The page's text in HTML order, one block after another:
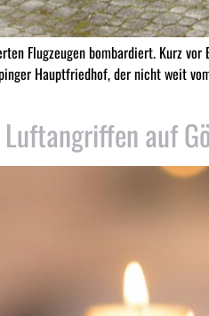
Flugzeugen bombardiert. Kurz
Hauptfriedhof, der nicht weit
auf